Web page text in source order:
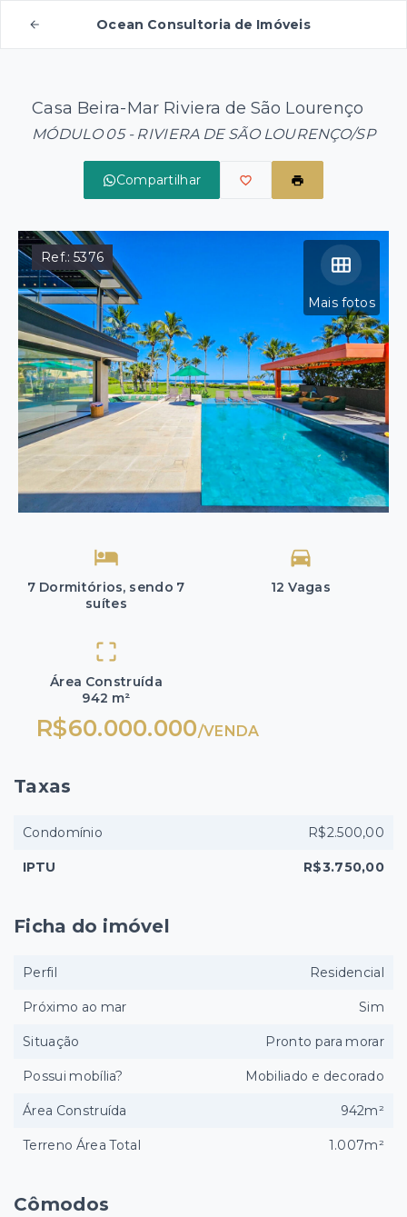
Ocean Consultoria de Imóveis
Casa Beira-Mar Riviera de São Lourenço
MÓDULO 05 - RIVIERA DE SÃO LOURENÇO/SP
Compartilhar
Mais fotos
Ref.:5376
7 Dormitórios, sendo 7
suítes
12 Vagas
Área Construída
942 m²
R$60.000.000/VENDA
Cômodos
Taxas
Condomínio R$2.500,00
IPTU R$3.750,00
Ficha do imóvel
Perfil Residencial
Próximo ao mar Sim
Situação Pronto para morar
Possui mobília? Mobiliado e decorado
Área Construída 942m²
Terreno Área Total 1.007m²